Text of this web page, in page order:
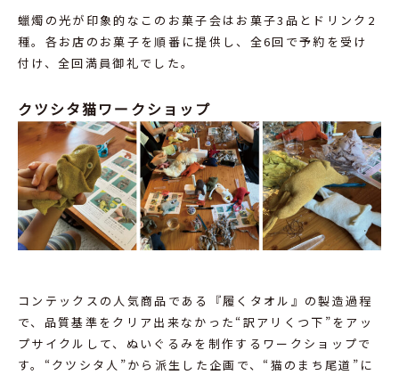
蠟燭の光が印象的なこのお菓子会はお菓子3品とドリンク2
種。各お店のお菓子を順番に提供し、全6回で予約を受け
付け、全回満員御礼でした。
クツシタ猫ワークショップ
コンテックスの人気商品である『履くタオル』の製造過程
で、品質基準をクリア出来なかった“訳アリくつ下”をアッ
プサイクルして、ぬいぐるみを制作するワークショップで
す。“クツシタ人”から派生した企画で、“猫のまち尾道”に